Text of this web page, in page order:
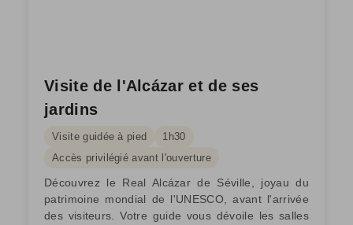
Visite de l'Alcázar et de ses
jardins
Visite guidée à pied
1h30
Accès privilégié avant l'ouverture
Découvrez le Real Alcázar de Séville, joyau du
patrimoine mondial de l'UNESCO, avant l'arrivée
des visiteurs. Votre guide vous dévoile les salles